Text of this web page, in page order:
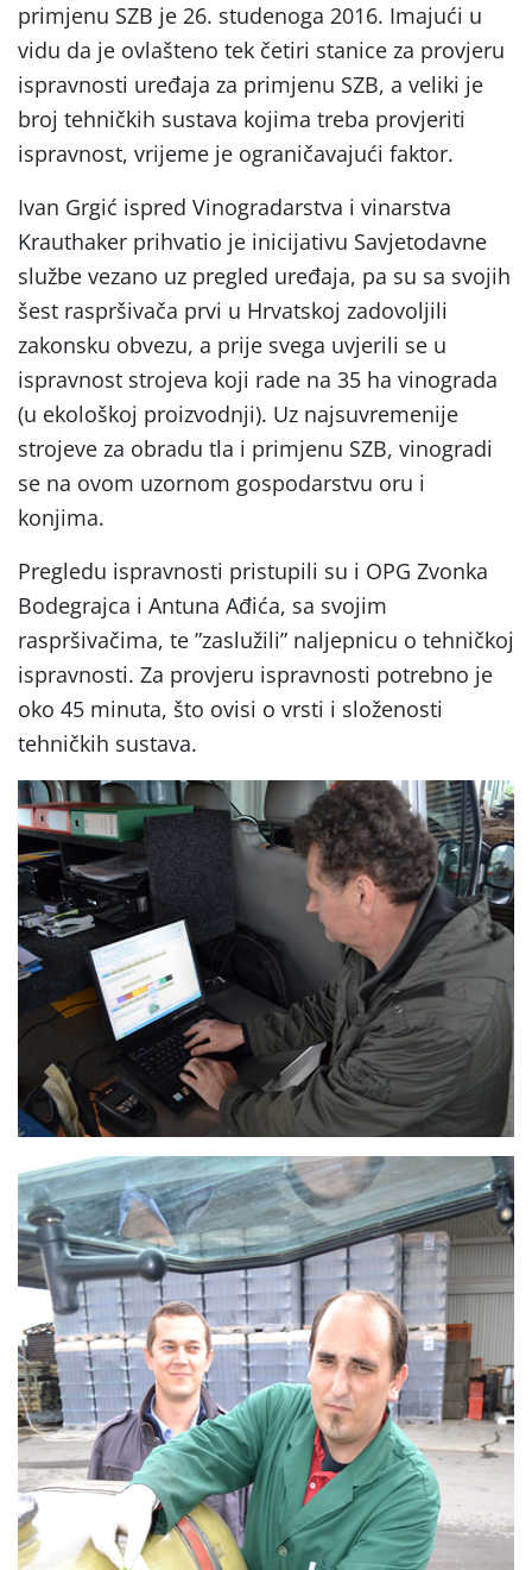
primjenu SZB je 26. studenoga 2016. Imajući u
vidu da je ovlašteno tek četiri stanice za provjeru
ispravnosti uređaja za primjenu SZB, a veliki je
broj tehničkih sustava kojima treba provjeriti
ispravnost, vrijeme je ograničavajući faktor.
Ivan Grgić ispred Vinogradarstva i vinarstva
Krauthaker prihvatio je inicijativu Savjetodavne
službe vezano uz pregled uređaja, pa su sa svojih
šest raspršivača prvi u Hrvatskoj zadovoljili
zakonsku obvezu, a prije svega uvjerili se u
ispravnost strojeva koji rade na 35 ha vinograda
(u ekološkoj proizvodnji). Uz najsuvremenije
strojeve za obradu tla i primjenu SZB, vinogradi
se na ovom uzornom gospodarstvu oru i
konjima.
Pregledu ispravnosti pristupili su i OPG Zvonka
Bodegrajca i Antuna Ađića, sa svojim
raspršivačima, te ”zaslužili” naljepnicu o tehničkoj
ispravnosti. Za provjeru ispravnosti potrebno je
oko 45 minuta, što ovisi o vrsti i složenosti
tehničkih sustava.